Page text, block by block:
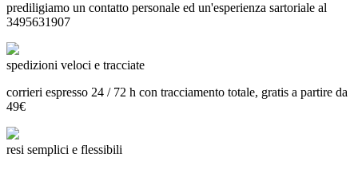
prediligiamo un contatto personale ed un'esperienza sartoriale al
3495631907
spedizioni veloci e tracciate
corrieri espresso 24 / 72 h con tracciamento totale, gratis a partire da
49€
resi semplici e flessibili